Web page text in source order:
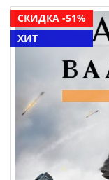
СКИДКА -51%
ХИТ